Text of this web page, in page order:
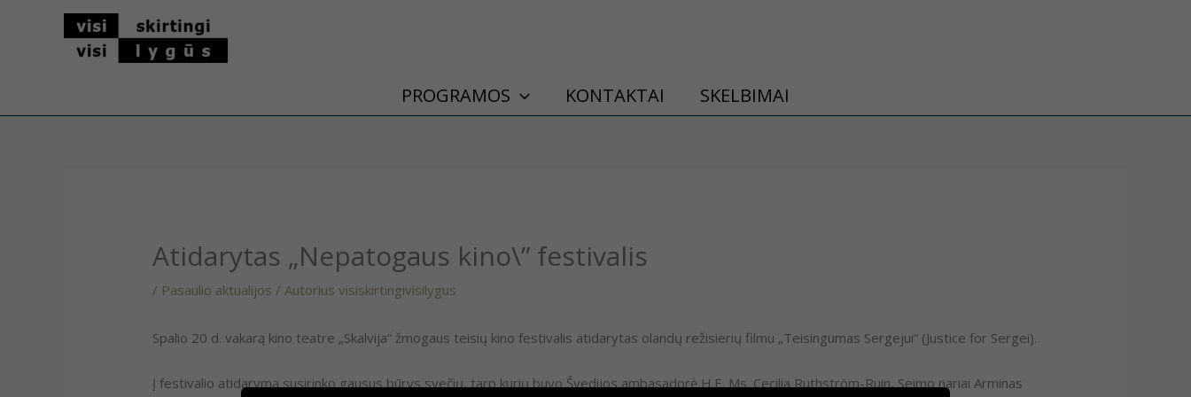
PROGRAMOS KONTAKTAI SKELBIMAI
Atidarytas „Nepatogaus kino\” festivalis
/ Pasaulio aktualijos / Autorius visiskirtingivisilygus
Spalio 20 d. vakarą kino teatre „Skalvija“ žmogaus teisių kino festivalis atidarytas olandų režisierių filmu „Teisingumas Sergejui“ (Justice for Sergei).
Į festivalio atidarymą susirinko gausus būrys svečių, tarp kurių buvo Švedijos ambasadorė H.E. Ms. Cecilia Ruthström-Ruin, Seimo nariai Arminas